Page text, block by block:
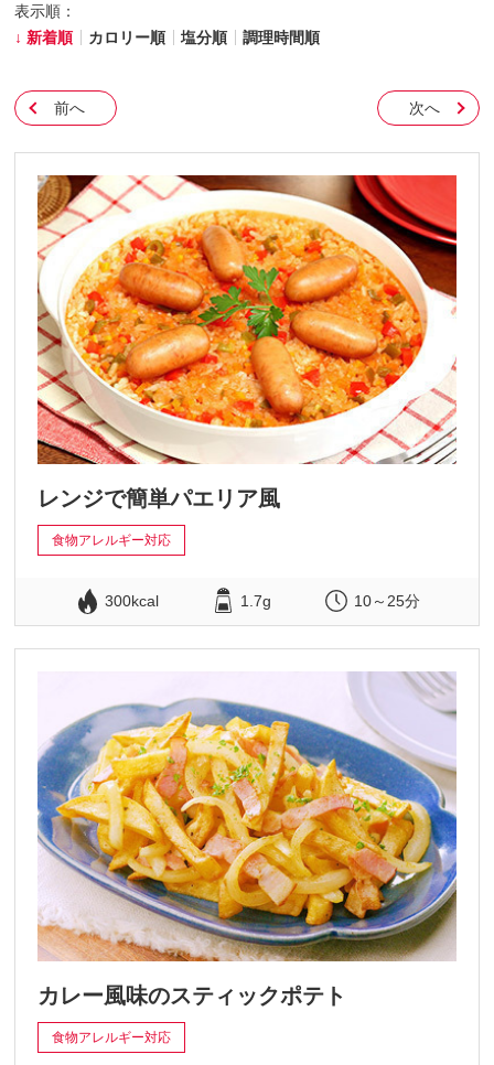
表示順：
新着順
カロリー順 塩分順 調理時間順
前へ 次へ
レンジで簡単パエリア風
食物アレルギー対応
300kcal 1.7g 10～25分
カレー風味のスティックポテト
食物アレルギー対応